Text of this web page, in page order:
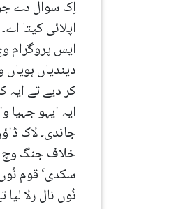
دیندیاں
کر دیے تے ایہ
جاندی۔ لاک
خلاف جنگ وچ
سکدی‘ قوم
نُوں نال رلا